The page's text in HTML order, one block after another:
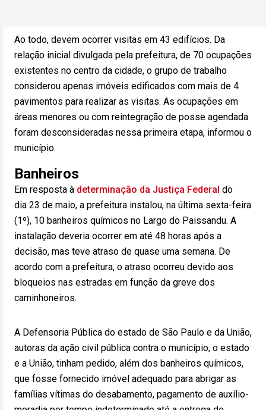
Ao todo, devem ocorrer visitas em 43 edifícios. Da
relação inicial divulgada pela prefeitura, de 70 ocupações
existentes no centro da cidade, o grupo de trabalho
considerou apenas imóveis edificados com mais de 4
pavimentos para realizar as visitas. As ocupações em
áreas menores ou com reintegração de posse agendada
foram desconsideradas nessa primeira etapa, informou o
município.
Banheiros
Em resposta à determinação da Justiça Federal do
dia 23 de maio, a prefeitura instalou, na última sexta-feira
(1º), 10 banheiros químicos no Largo do Paissandu. A
instalação deveria ocorrer em até 48 horas após a
decisão, mas teve atraso de quase uma semana. De
acordo com a prefeitura, o atraso ocorreu devido aos
bloqueios nas estradas em função da greve dos
caminhoneiros.
A Defensoria Pública do estado de São Paulo e da União,
autoras da ação civil pública contra o município, o estado
e a União, tinham pedido, além dos banheiros químicos,
que fosse fornecido imóvel adequado para abrigar as
famílias vítimas do desabamento, pagamento de auxílio-